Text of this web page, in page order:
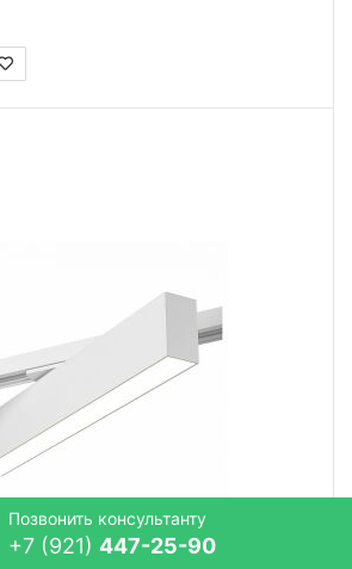
Позвонить консультанту
+7 (921) 447-25-90